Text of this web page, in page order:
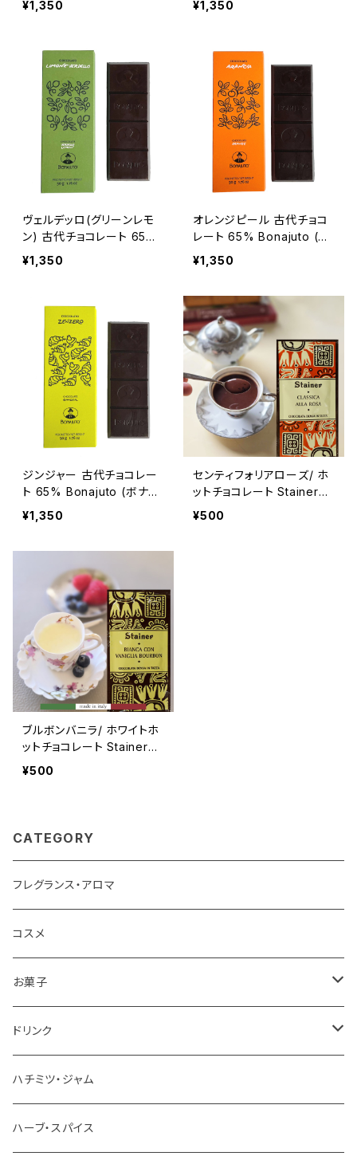
リア】
¥1,350
【シチリア】
¥1,350
ヴェルデッロ(グリーンレモ
ン) 古代チョコレート 65%
Bonajuto (ボナイユート)
タブレット50g 【シチリア】
¥1,350
オレンジピール 古代チョコ
レート 65% Bonajuto (ボ
ナイユート) タブレット50g
【シチリア】
¥1,350
ジンジャー 古代チョコレー
ト 65% Bonajuto (ボナイ
ユート) タブレット50g 【シ
チリア】
¥1,350
センティフォリアローズ/ ホ
ットチョコレート Stainer
(スタイナー) チョコラタッツ
¥500
ブルボンバニラ/ ホワイトホ
ットチョコレート Stainer
(スタイナー) チョコラタッツ
¥500
CATEGORY
フレグランス・アロマ
コスメ
お菓子
チョコレート
ドリンク
お茶
ホットチョコレート
ハチミツ・ジャム
ハーブ・スパイス